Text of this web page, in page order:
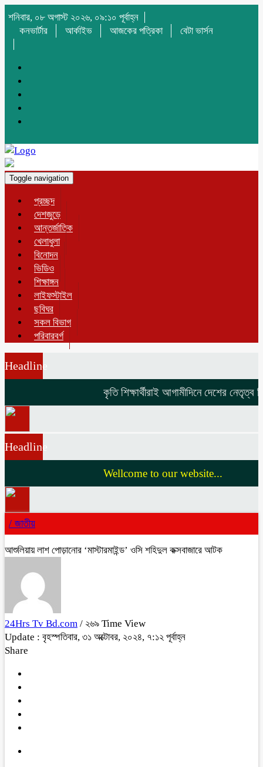
শনিবার, ০৮ অগাস্ট ২০২৬, ০৯:১০ পূর্বাহ্ন
কনভার্টার
আর্কাইভ আজকের পত্রিকা বেটা ভার্সন
Toggle navigation
প্রচ্ছদ
দেশজুড়ে
আন্তর্জাতিক
খেলাধুলা
বিনোদন
ভিডিও
শিক্ষাঙ্গন
লাইফস্টাইল
ছবিঘর
সকল বিভাগ
পরিবারবর্গ
Headline
কৃতি শিক্ষার্থীরাই আগামীদিনে দেশের নেতৃত্ব
Headline
Wellcome to our website...
/ জাতীয়
আশুলিয়ায় লাশ পোড়ানোর ‘মাস্টারমাইন্ড’ ওসি শহিদুল কক্সবাজারে আটক
24Hrs Tv Bd.com / ২৬৯ Time View
Update : বৃহস্পতিবার, ৩১ অক্টোবর, ২০২৪, ৭:১২ পূর্বাহ্ন
Share